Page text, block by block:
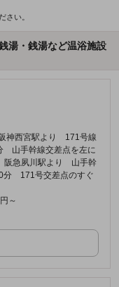
さい。
湯・銭湯など温浴施設
神西宮駅より 171号線
山手幹線交差点を左に
阪急夙川駅より 山手幹
分 171号交差点のすぐ
～